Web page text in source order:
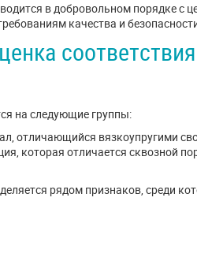
в добровольном порядке с
качества и
на следующие группы:
отличающийся вязкоупругими
которая отличается сквозной
рядом признаков, среди